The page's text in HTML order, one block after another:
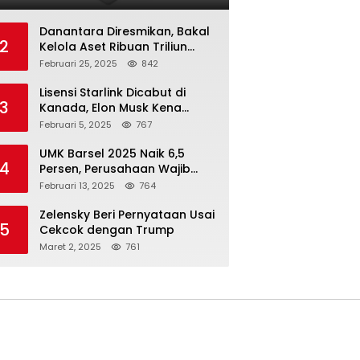
2
Danantara Diresmikan, Bakal
Kelola Aset Ribuan Triliun
Rupiah dari 7 BUMN
Februari 25, 2025 842
3
Lisensi Starlink Dicabut di
Kanada, Elon Musk Kena
Imbas ‘Perang Dagang’
Februari 5, 2025 767
4
UMK Barsel 2025 Naik 6,5
Persen, Perusahaan Wajib
Taat
Februari 13, 2025 764
5
Zelensky Beri Pernyataan Usai
Cekcok dengan Trump
Maret 2, 2025 761